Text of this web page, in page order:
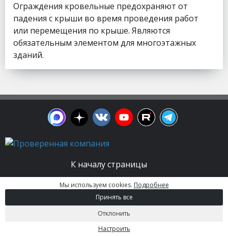
Ограждения кровельные предохраняют от
падения с крыши во время проведения работ
или перемещения по крыше. Являются
обязательным элементом для многоэтажных
зданий.
К началу страницы
© 2003 - 2026. Апельсин group | Группа
строительных компаний Все права защищены.
Вся информация на этом сайте носит
информационный характер и не является
публичной офертой, определяемой положениями
Мы используем cookies. Подробнее
Принять все
Отклонить
Настроить